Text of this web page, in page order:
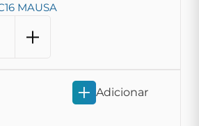
MAUSA
Adicionar